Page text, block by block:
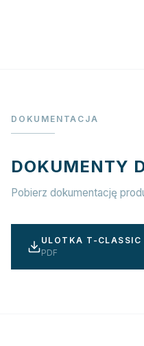
DOKUMENTACJA
DOKUMENTY
Pobierz dokumentację
ULOTKA T-CLASSIC
PDF